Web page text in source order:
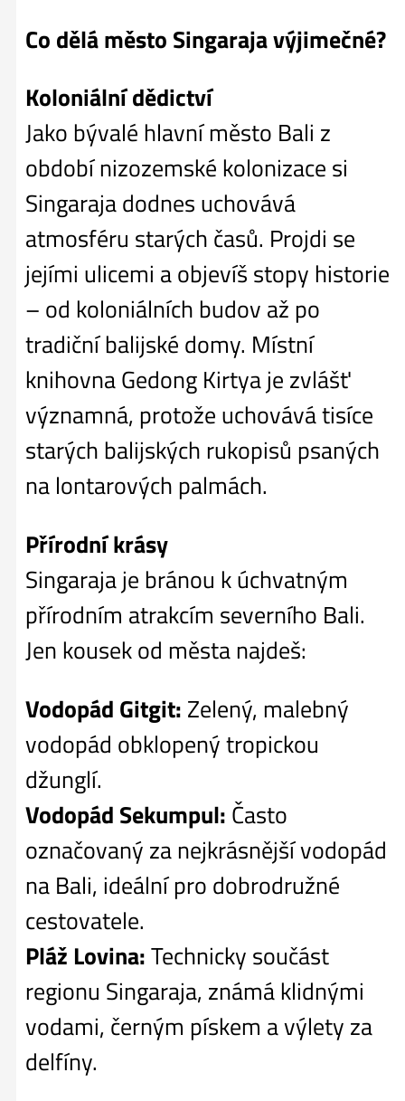
Co dělá město Singaraja výjimečné?
Koloniální dědictví
Jako bývalé hlavní město Bali z
období nizozemské kolonizace si
Singaraja dodnes uchovává
atmosféru starých časů. Projdi se
jejími ulicemi a objevíš stopy historie
– od koloniálních budov až po
tradiční balijské domy. Místní
knihovna Gedong Kirtya je zvlášť
významná, protože uchovává tisíce
starých balijských rukopisů psaných
na lontarových palmách.
Přírodní krásy
Singaraja je bránou k úchvatným
přírodním atrakcím severního Bali.
Jen kousek od města najdeš:
Vodopád Gitgit: Zelený, malebný
vodopád obklopený tropickou
džunglí.
Vodopád Sekumpul: Často
označovaný za nejkrásnější vodopád
na Bali, ideální pro dobrodružné
cestovatele.
Pláž Lovina:Technicky součást
regionu Singaraja, známá klidnými
vodami, černým pískem a výlety za
delfíny.